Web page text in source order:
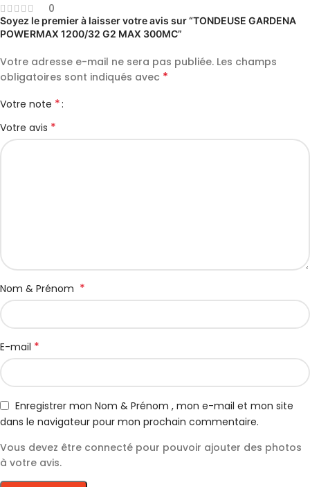
0
Soyez le premier à laisser votre avis sur “TONDEUSE GARDENA
POWERMAX 1200/32 G2 MAX 300MC”
Votre adresse e-mail ne sera pas publiée. Les champs
obligatoires sont indiqués avec *
Votre note *
Votre avis *
Nom & Prénom *
E-mail *
Enregistrer mon Nom & Prénom , mon e-mail et mon site
dans le navigateur pour mon prochain commentaire.
Vous devez être connecté pour pouvoir ajouter des photos
à votre avis.